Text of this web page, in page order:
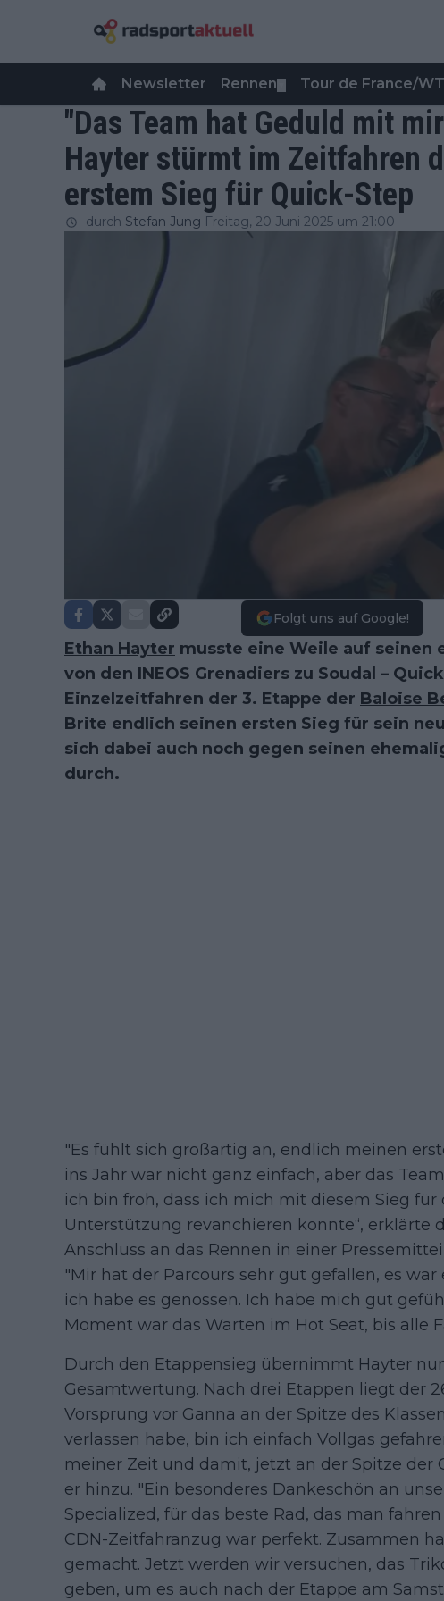
Newsletter Rennen Tour de France/
"Das Team hat Geduld mit
Hayter stürmt im Zeitfahren
erstem Sieg für Quick-Step
durch Stefan Jung Freitag, 20 Juni 2025 um 21:00
Folgt uns auf Google!
Ethan Hayter musste eine Weile auf seinen
von den INEOS Grenadiers zu Soudal –
Einzelzeitfahren der 3. Etappe der Baloise
Brite endlich seinen ersten Sieg für sein
sich dabei auch noch gegen seinen
durch.
"Es fühlt sich großartig an, endlich meinen
ins Jahr war nicht ganz einfach, aber das
ich bin froh, dass ich mich mit diesem Sieg für
Unterstützung revanchieren konnte“, erklärte
Anschluss an das Rennen in einer
"Mir hat der Parcours sehr gut gefallen, es
ich habe es genossen. Ich habe mich gut
Moment war das Warten im Hot Seat, bis alle
Durch den Etappensieg übernimmt Hayter
Gesamtwertung. Nach drei Etappen liegt der
Vorsprung vor Ganna an der Spitze des
verlassen habe, bin ich einfach Vollgas
meiner Zeit und damit, jetzt an der Spitze der
er hinzu. "Ein besonderes Dankeschön an
Specialized, für das beste Rad, das man
CDN-Zeitfahranzug war perfekt. Zusammen
gemacht. Jetzt werden wir versuchen, das
geben, um es auch nach der Etappe am